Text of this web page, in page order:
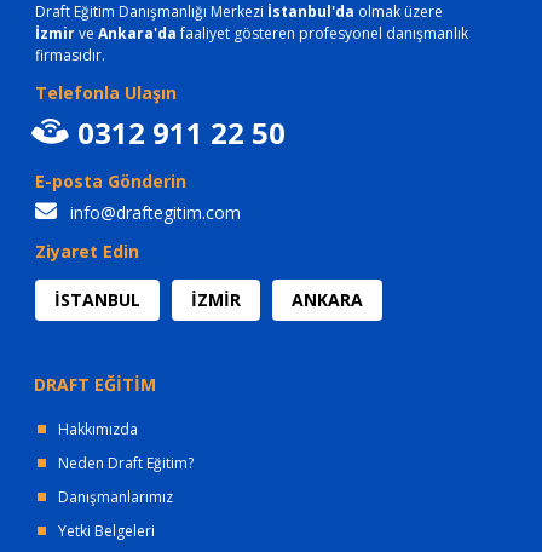
Draft Eğitim Danışmanlığı Merkezi İstanbul'da olmak üzere
İzmirve Ankara'dafaaliyet gösteren profesyonel danışmanlık
firmasıdır.
Telefonla Ulaşın
0312 911 22 50
E-posta Gönderin
info@draftegitim.com
Ziyaret Edin
İSTANBUL İZMİR ANKARA
DRAFT EĞİTİM
Hakkımızda
Neden Draft Eğitim?
Danışmanlarımız
Yetki Belgeleri